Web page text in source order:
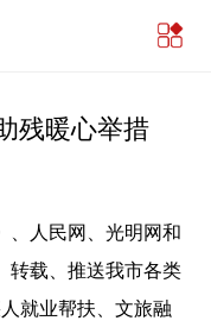
残暖心举措
人民网、光明网和
转载、推送我市各类
就业帮扶、文旅融